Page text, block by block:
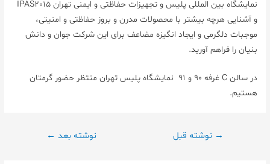
نمایشگاه بین المللی پلیس و تجهیزات حفاظتی و ایمنی تهران IPAS2015
و آشنایی هرچه بیشتر با محصولات مدرن و بروز حفاظتی و امنیتی،
موجبات دلگرمی و ایجاد انگیزه مضاعف برای این شرکت جوان و دانش
بنیان را فراهم آورید.
در سالن C غرفه 90 و 91 نمایشگاه پلیس تهران منتظر حضور گرمتان
هستیم.
راهبری
→ نوشته قبل نوشته بعد ←